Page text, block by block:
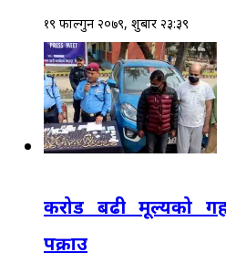
१९ फाल्गुन २०७९, शुक्रबार २३:३९
करोड बढी मूल्यको
पक्राउ